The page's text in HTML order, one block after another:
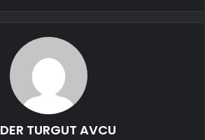
TURGUT AVCU